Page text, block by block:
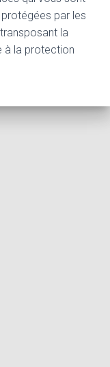
par les
la
à la protection